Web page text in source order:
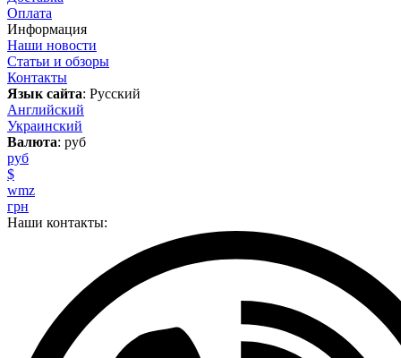
Оплата
Информация
Наши новости
Статьи и обзоры
Контакты
Язык сайта: Русский
Английский
Украинский
Валюта: руб
руб
$
wmz
грн
Наши контакты: